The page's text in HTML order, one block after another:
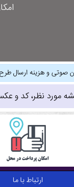
صوتی و هزینه ارسال
مورد نظر، کد و
ارتباط با ما